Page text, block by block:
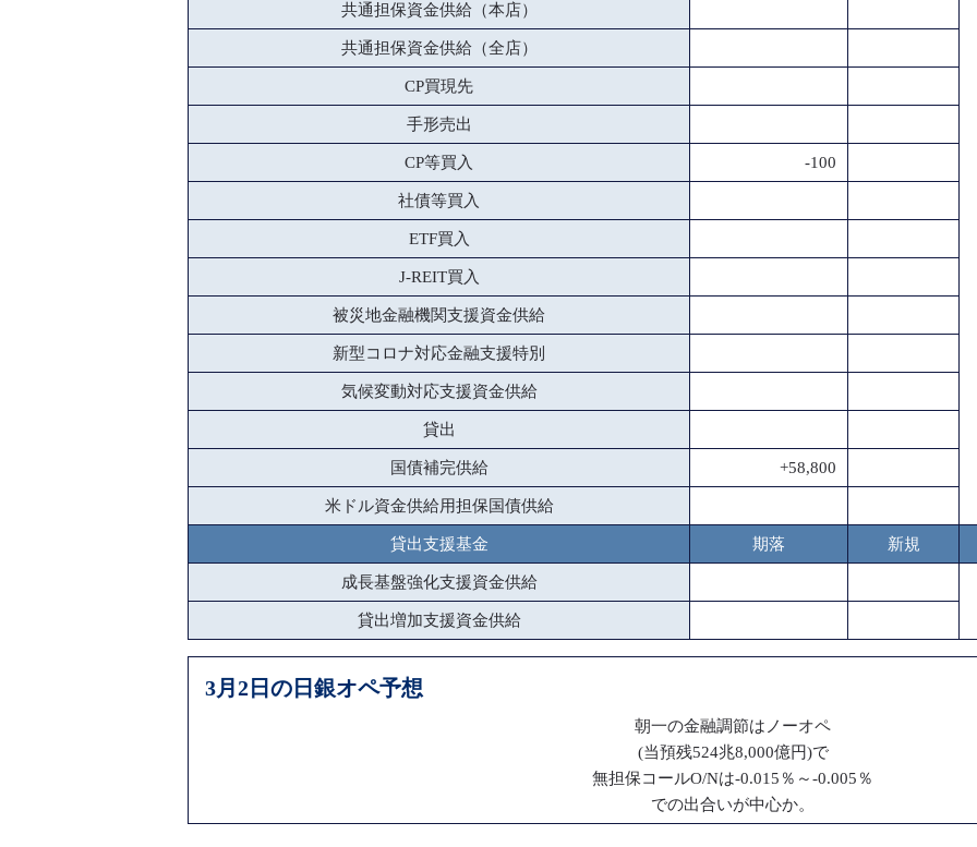
共通担保資金供給（本店）
共通担保資金供給（全店）
CP買現先
手形売出
CP等買入 -100
社債等買入
ETF買入
J-REIT買入
被災地金融機関支援資金供給
新型コロナ対応金融支援特別
気候変動対応支援資金供給
貸出
国債補完供給 +58,800
米ドル資金供給用担保国債供給
貸出支援基金 期落 新規
成長基盤強化支援資金供給
貸出増加支援資金供給
3月2日の日銀オペ予想
朝一の金融調節はノーオペ
(当預残524兆8,000億円)で
無担保コールO/Nは-0.015％～-0.005％
での出合いが中心か。